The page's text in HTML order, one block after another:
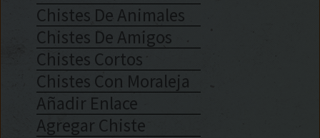
Chistes De Animales
Chistes De Amigos
Chistes Cortos
Chistes Con Moraleja
Añadir Enlace
Agregar Chiste